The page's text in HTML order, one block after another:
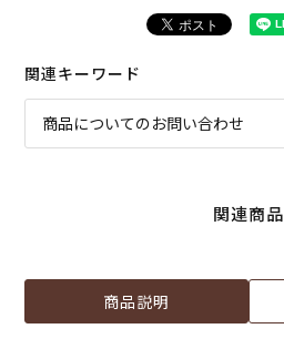
関連キーワード
商品についてのお問い合わせ
関連商品
商品説明